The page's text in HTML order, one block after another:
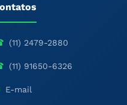
(11) 2479-2880
(11) 91650-6326
E-mail